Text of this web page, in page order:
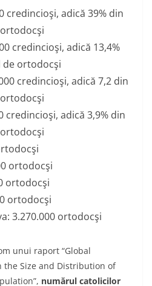
credincioşi, adică 39% din
credincioşi, adică 13,4%
ortodocşi
credincioşi, adică 7,2 din
credincioşi, adică 3,9% din
ortodocşi
ortodocşi
ortodocşi
3.270.000 ortodocşi
unui raport “Global
the Size and Distribution of
numărul catolicilor